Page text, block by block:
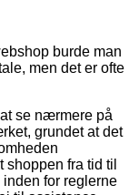
burde man
men det er ofte
se nærmere på
grundet at det
fra tid til
for reglerne